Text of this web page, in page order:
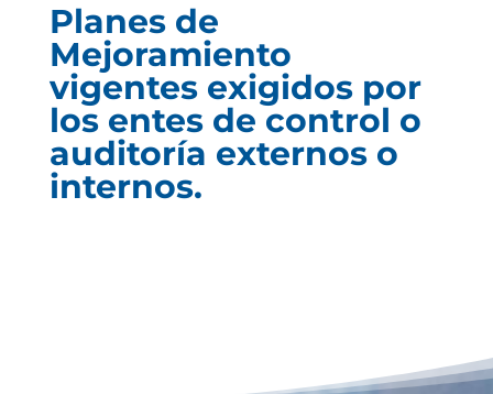
Planes de
Mejoramiento
vigentes exigidos por
los entes de control o
auditoría externos o
internos.